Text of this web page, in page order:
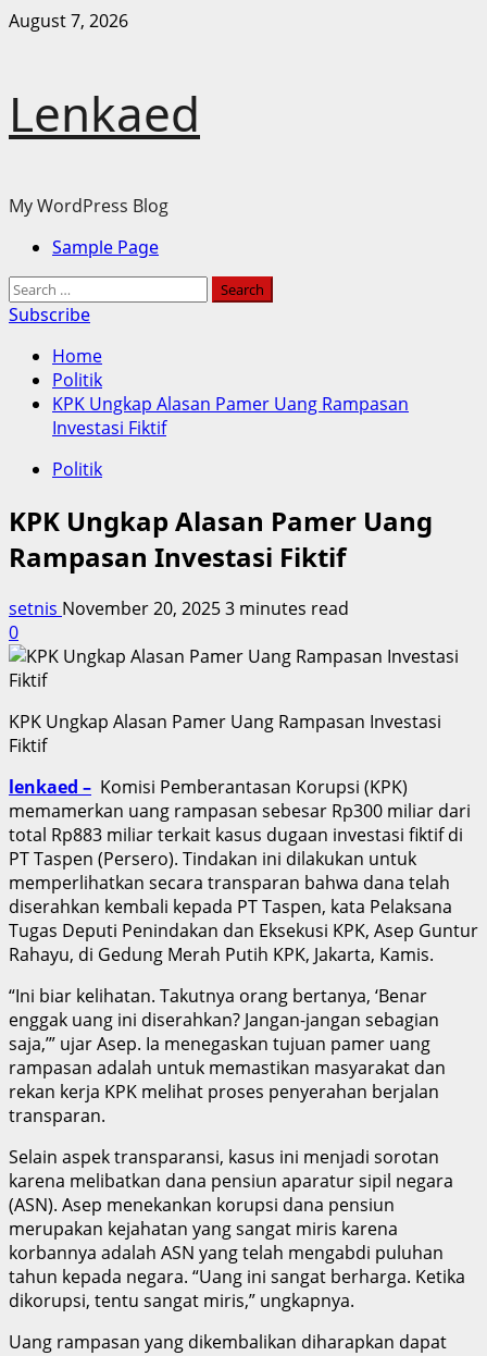
Skip
August 7, 2026
Lenkaed
My WordPress Blog
PrimarySample Page
Search
for:
Subscribe
Home
Politik
KPK Ungkap Alasan Pamer Uang Rampasan
Investasi Fiktif
Politik
KPK Ungkap Alasan Pamer Uang
Rampasan Investasi Fiktif
setnis November 20, 20253 minutes read
0
KPK Ungkap Alasan Pamer Uang Rampasan Investasi
Fiktif
lenkaed – Komisi Pemberantasan Korupsi (KPK)
memamerkan uang rampasan sebesar Rp300 miliar dari
total Rp883 miliar terkait kasus dugaan investasi fiktif di
PT Taspen (Persero). Tindakan ini dilakukan untuk
memperlihatkan secara transparan bahwa dana telah
diserahkan kembali kepada PT Taspen, kata Pelaksana
Tugas Deputi Penindakan dan Eksekusi KPK, Asep Guntur
Rahayu, di Gedung Merah Putih KPK, Jakarta, Kamis.
“Ini biar kelihatan. Takutnya orang bertanya, ‘Benar
enggak uang ini diserahkan? Jangan-jangan sebagian
saja,’” ujar Asep. Ia menegaskan tujuan pamer uang
rampasan adalah untuk memastikan masyarakat dan
rekan kerja KPK melihat proses penyerahan berjalan
transparan.
Selain aspek transparansi, kasus ini menjadi sorotan
karena melibatkan dana pensiun aparatur sipil negara
(ASN). Asep menekankan korupsi dana pensiun
merupakan kejahatan yang sangat miris karena
korbannya adalah ASN yang telah mengabdi puluhan
tahun kepada negara. “Uang ini sangat berharga. Ketika
dikorupsi, tentu sangat miris,” ungkapnya.
Uang rampasan yang dikembalikan diharapkan dapat